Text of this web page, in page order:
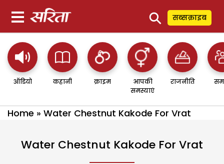
⚲ सब्सक्राइब
ऑडियो कहानी क्राइम
आपकी
समस्याएं
राजनीति
Home » Water Chestnut Kakode For Vrat
Water Chestnut Kakode For Vrat